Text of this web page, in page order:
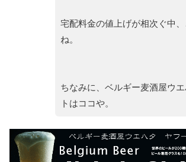
宅配料金の値上げが相次ぐ中
ね。
ちなみに、ベルギー麦酒屋ウ
トはココや。